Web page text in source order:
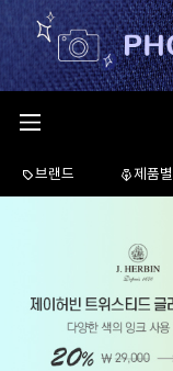
브랜드 제품별